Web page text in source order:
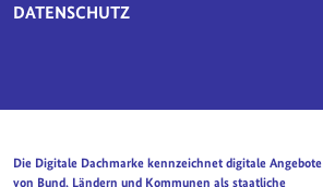
DATENSCHUTZ
Die Digitale Dachmarke kennzeichnet digitale Angebote
von Bund, Ländern und Kommunen als staatliche